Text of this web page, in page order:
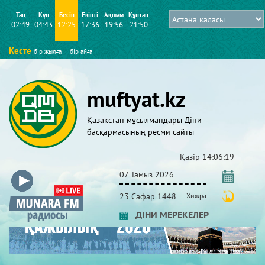
Таң
02:49
Күн
04:43
Бесін
12:25
Екінті
17:36
Ақшам
19:56
Құптан
21:50
Кесте бір жылға бір айға
muftyat.kz
Қазақстан мұсылмандары Діни
басқармасының ресми сайты
Қазір 14:06:19
07 Тамыз 2026
23 Сафар 1448 Хижра
ДІНИ МЕРЕКЕЛЕР